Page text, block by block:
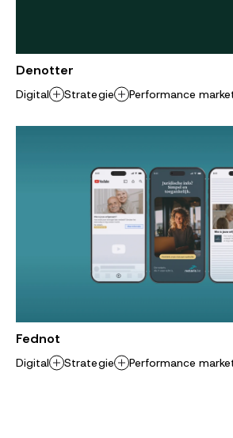
Denotter
Digital Strategie Performance
Fednot
Digital Strategie Performance